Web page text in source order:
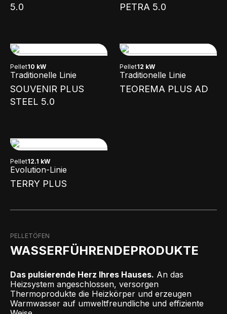
5.0
PETRA 5.0
Pellet10 kW
Traditionelle Linie
SOUVENIR PLUS
STEEL 5.0
Pellet12 kW
Traditionelle Linie
TEOREMA PLUS AD
Pellet12.1 kW
Evolution-Linie
TERRY PLUS
PELLETÖFEN
WASSERFÜHRENDEPRODUKTE
Das pulsierende Herz Ihres Hauses. An das
Heizsystem angeschlossen, versorgen
Thermoprodukte die Heizkörper und erzeugen
Warmwasser auf umweltfreundliche und effiziente